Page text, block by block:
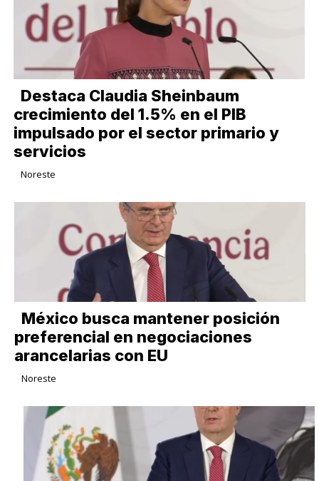
Destaca Claudia Sheinbaum
crecimiento del 1.5% en el PIB
impulsado por el sector primario y
servicios
Noreste
México busca mantener posición
preferencial en negociaciones
arancelarias con EU
Noreste